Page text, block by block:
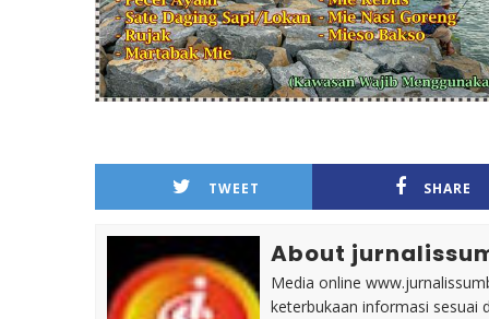
TWEET SHARE
About
Media online
keterbukaan informasi sesuai